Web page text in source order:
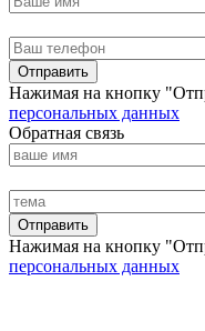
Отправить
Нажимая на кнопку
персональных данных
Обратная связь
Отправить
Нажимая на кнопку
персональных данных